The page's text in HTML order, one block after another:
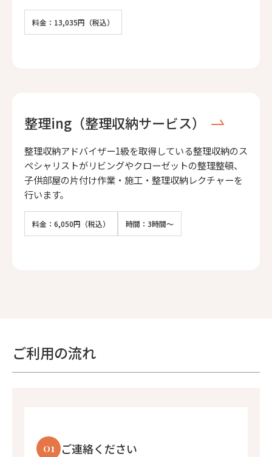
料金：13,035円（税込）
整理ing（整理収納サービス）
整理収納アドバイザー1級を取得している整理収納のス
ペシャリストがリビングやクローゼットの整理整頓、
子供部屋の片付け作業・施工・整理収納レクチャーを
行います。
料金：6,050円（税込） 時間：3時間～
ご利用の流れ
01 ご連絡ください